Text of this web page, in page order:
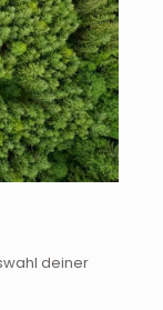
deiner